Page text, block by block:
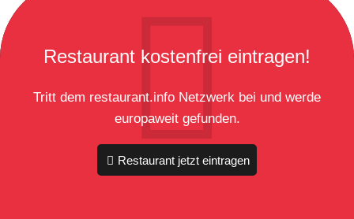
Restaurant kostenfrei eintragen!
Tritt dem restaurant.info Netzwerk bei und werde
europaweit gefunden.
Restaurant jetzt eintragen